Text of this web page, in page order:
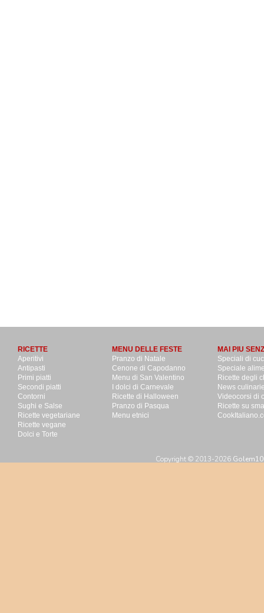
RICETTE
Aperitivi
Antipasti
Primi piatti
Secondi piatti
Contorni
Sughi e Salse
Ricette vegetariane
Ricette vegane
Dolci e Torte
MENU DELLE FESTE
Pranzo di Natale
Cenone di Capodanno
Menu di San Valentino
I dolci di Carnevale
Ricette di Halloween
Pranzo di Pasqua
Menu etnici
MAI PIU
Speciali di
Speciale
Ricette degli
News
Videocorsi di
Ricette su
Copyright © 2013-2026